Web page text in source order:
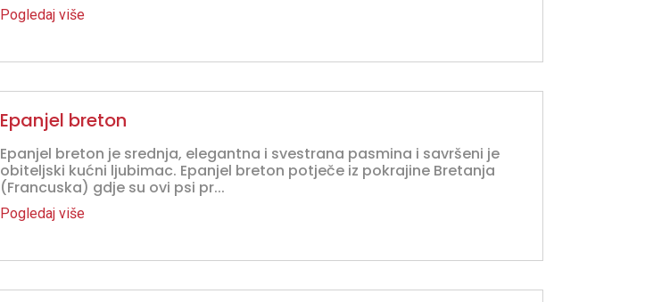
Pogledaj više
Epanjel breton
Epanjel breton je srednja, elegantna i svestrana pasmina i savršeni je
obiteljski kućni ljubimac. Epanjel breton potječe iz pokrajine Bretanja
(Francuska) gdje su ovi psi pr...
Pogledaj više